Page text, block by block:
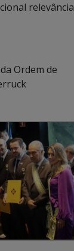
relevância
Ordem de